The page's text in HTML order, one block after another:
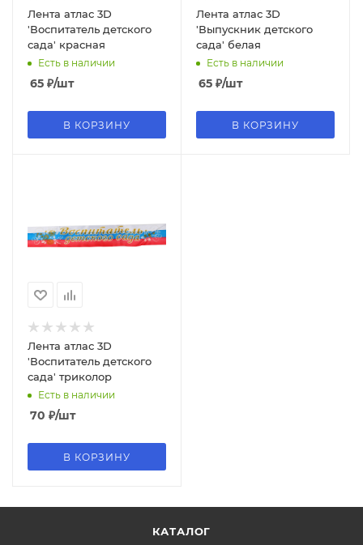
Лента атлас 3D
'Воспитатель детского
сада' красная
Есть в наличии
65 ₽/шт
В КОРЗИНУ
Лента атлас 3D
'Выпускник детского
сада' белая
Есть в наличии
65 ₽/шт
В КОРЗИНУ
Лента атлас 3D
'Воспитатель детского
сада' триколор
Есть в наличии
70 ₽/шт
В КОРЗИНУ
КАТАЛОГ